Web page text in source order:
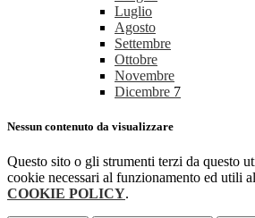
Luglio
Agosto
Settembre
Ottobre
Novembre
Dicembre 7
Nessun contenuto da visualizzare
Questo sito o gli strumenti terzi da questo
cookie necessari al funzionamento ed utili
COOKIE POLICY.